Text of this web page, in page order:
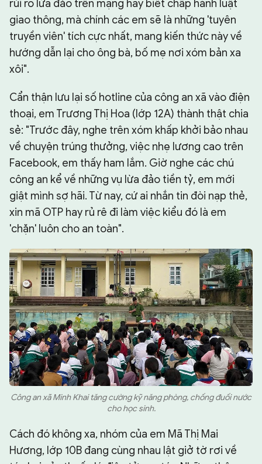
rủi ro lừa đảo trên mạng hay biết chấp hành luật
giao thông, mà chính các em sẽ là những 'tuyên
truyền viên' tích cực nhất, mang kiến thức này về
hướng dẫn lại cho ông bà, bố mẹ nơi xóm bản xa
xôi".
Cẩn thận lưu lại số hotline của công an xã vào điện
thoại, em Trương Thị Hoa (lớp 12A) thành thật chia
sẻ: "Trước đây, nghe trên xóm khấp khởi bảo nhau
về chuyện trúng thưởng, việc nhẹ lương cao trên
Facebook, em thấy ham lắm. Giờ nghe các chú
công an kể về những vụ lừa đảo tiền tỷ, em mới
giật mình sợ hãi. Từ nay, cứ ai nhắn tin đòi nạp thẻ,
xin mã OTP hay rủ rê đi làm việc kiểu đó là em
'chặn' luôn cho an toàn".
Công an xã Minh Khai tăng cường kỹ năng phòng, chống đuối nước
cho học sinh.
Cách đó không xa, nhóm của em Mã Thị Mai
Hương, lớp 10B đang cùng nhau lật giở tờ rơi về